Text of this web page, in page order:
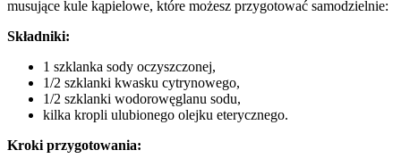
musujące kule kąpielowe, które możesz przygotować samodzielnie:
Składniki:
1 szklanka sody oczyszczonej,
1/2 szklanki kwasku cytrynowego,
1/2 szklanki wodorowęglanu sodu,
kilka kropli ulubionego olejku eterycznego.
Kroki przygotowania: